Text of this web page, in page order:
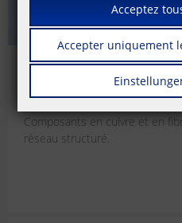
Solutions de câblage pour
Composants en cuivre et en
réseau structuré.
Acceptez
Accepter uniquement